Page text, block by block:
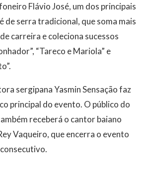
Flávio José, um dos principais
de serra tradicional, que soma mais
carreira e coleciona sucessos
“Tareco e Mariola” e
sergipana Yasmin Sensação faz
principal do evento. O público do
receberá o cantor baiano
Vaqueiro, que encerra o evento